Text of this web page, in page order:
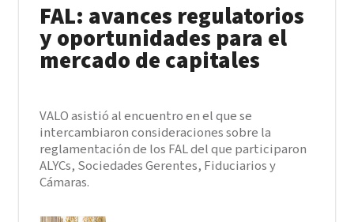
FAL: avances regulatorios
y oportunidades para el
mercado de capitales
VALO asistió al encuentro en el que se
intercambiaron consideraciones sobre la
reglamentación de los FAL del que participaron
ALYCs, Sociedades Gerentes, Fiduciarios y
Cámaras.